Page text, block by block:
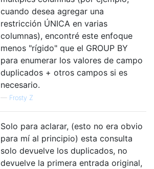
cuando desea agregar una
restricción ÚNICA en varias
columnas), encontré este enfoque
menos "rígido" que el GROUP BY
para enumerar los valores de campo
duplicados + otros campos si es
necesario.
— Frosty Z
Solo para aclarar, (esto no era obvio
para mí al principio) esta consulta
solo devuelve los duplicados, no
devuelve la primera entrada original,